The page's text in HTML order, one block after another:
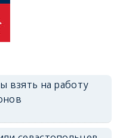
взять на работу